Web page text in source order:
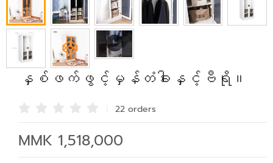
နှစ်ဖက်ဖွင့်​မှန်တံခါးနှင့်ဗီရို။
22 orders
MMK 1,518,000